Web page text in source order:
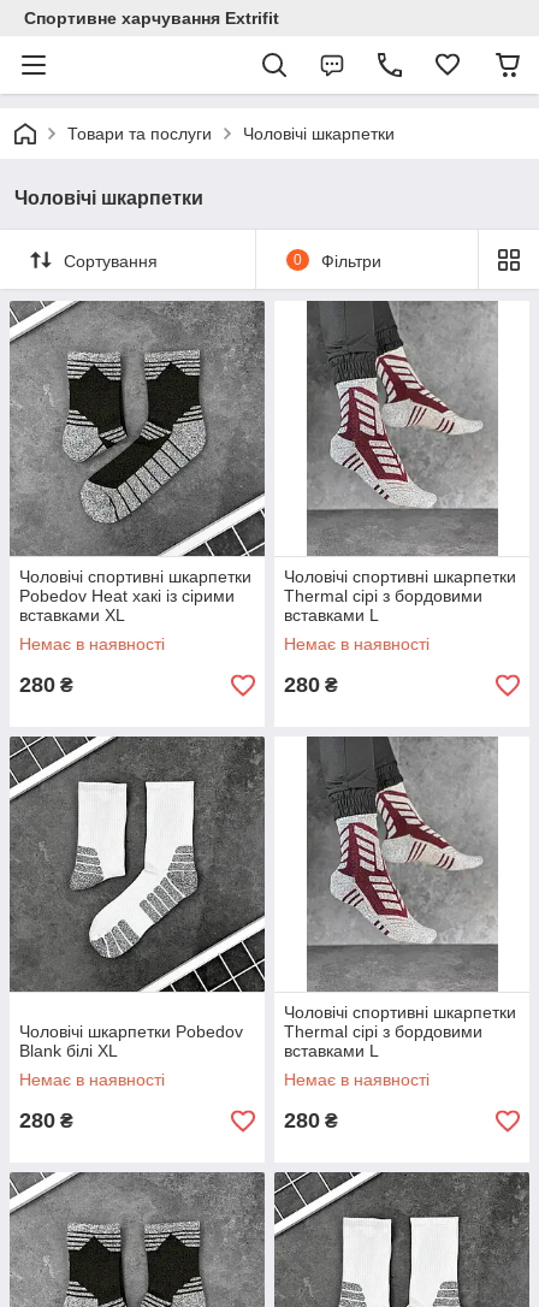
Спортивне харчування Extrifit
Товари та послуги Чоловічі шкарпетки
Чоловічі шкарпетки
Сортування 0 Фільтри
Чоловічі спортивні шкарпетки
Pobedov Heat хакі із сірими
вставками XL
Немає в наявності
280 ₴
Чоловічі спортивні шкарпетки
Thermal сірі з бордовими
вставками L
Немає в наявності
280 ₴
Чоловічі шкарпетки Pobedov
Blank білі XL
Немає в наявності
280 ₴
Чоловічі спортивні шкарпетки
Thermal сірі з бордовими
вставками L
Немає в наявності
280 ₴